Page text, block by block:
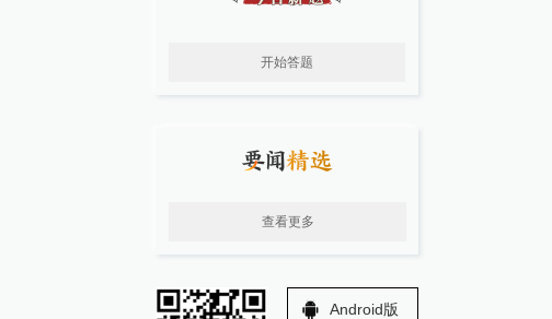
开始答题
查看更多
Android版